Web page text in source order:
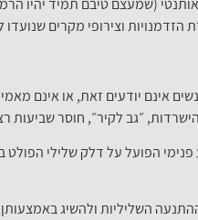
(שמעצם טיבם תמיד יהיו
הזדמנויות וצירופי מקרים
אינם יודעים זאת, או אינם
״גב לקיר״, חוסר שביעות
הפועל על דלק שלילי
השליליות ולהשיג